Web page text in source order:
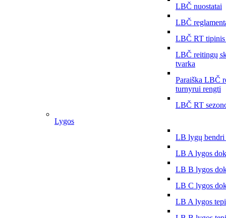
LBČ nuostatai
LBČ
LBČ RT tipinis
LBČ reitingų
tvarka
Paraiška LBČ
turnyrui rengti
LBČ RT
Lygos
LB lygų bendri
LB A lygos
LB B lygos
LB C lygos
LB A lygos